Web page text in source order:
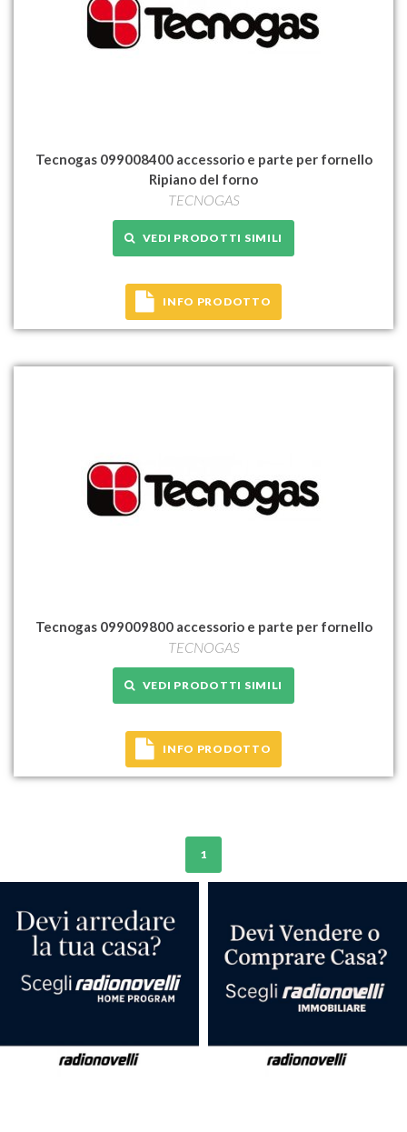
Tecnogas 099008400 accessorio e parte per fornello
Ripiano del forno
TECNOGAS
VEDI PRODOTTI SIMILI
INFO PRODOTTO
Tecnogas 099009800 accessorio e parte per fornello
TECNOGAS
VEDI PRODOTTI SIMILI
INFO PRODOTTO
1